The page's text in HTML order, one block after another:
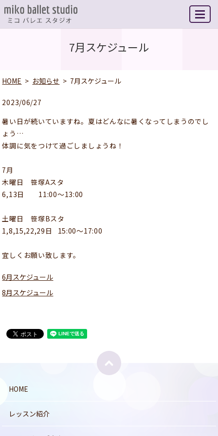
MENU
7月スケジュール
HOME お知らせ 7月スケジュール
2023/06/27
暑い日が続いていますね。夏はどんなに暑くなってしまうのでし
ょう…
体調に気をつけて過ごしましょうね！
7月
木曜日 笹塚Aスタ
6,13日 11:00〜13:00
土曜日 笹塚Bスタ
1,8,15,22,29日 15:00〜17:00
宜しくお願い致します。
6月スケジュール
8月スケジュール
HOME
レッスン紹介